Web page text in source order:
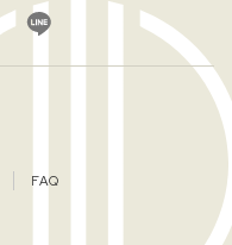
FAQ